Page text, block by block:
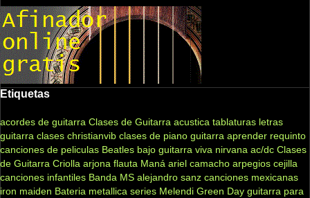
Etiquetas
acordes de guitarra Clases de Guitarra acustica tablaturas letras
guitarra clases christianvib clases de piano guitarra aprender requinto
canciones de peliculas Beatles bajo guitarra viva nirvana ac/dc Clases
de Guitarra Criolla arjona flauta Maná ariel camacho arpegios cejilla
canciones infantiles Banda MS alejandro sanz canciones mexicanas
iron maiden Bateria metallica series Melendi Green Day guitarra para